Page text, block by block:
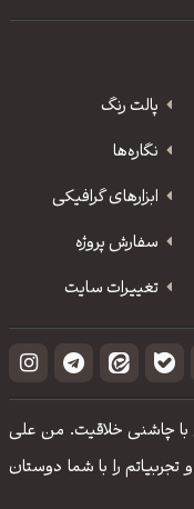
پالت رنگ
نگاره‌ها
ابزارهای گرافیکی
سفارش پروژه
تغییرات سایت
با چاشنی خلاقیت. من علی
را با شما دوستان